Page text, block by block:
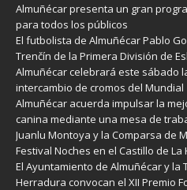
Almuñécar presenta un gran
para todos los públicos
El futbolista de Almuñécar Pablo
Trenčín de la Primera División de
Almuñécar celebrará este sábado
intercambio de cromos del Mundial
Almuñécar acuerda impulsar la
canina mediante una mesa de
Juanlu Montoya y la Comparsa de
Festival Noches en el Castillo de La
El Ayuntamiento de Almuñécar y la
Herradura convocan el XII Premio